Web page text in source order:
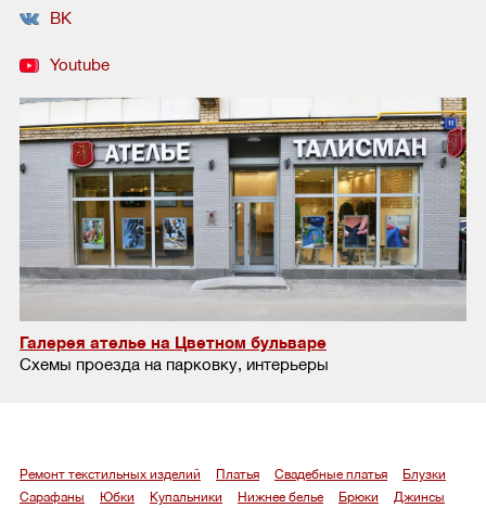
ВК
Youtube
Галерея ателье на Цветном бульваре
Схемы проезда на парковку, интерьеры
Ремонт текстильных изделий Платья Свадебные платья
Блузки
Сарафаны
Юбки Купальники Нижнее белье Брюки
Джинсы